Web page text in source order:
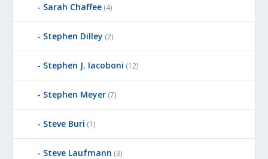
Sarah Chaffee (4)
Stephen Dilley (2)
Stephen J. Iacoboni (12)
Stephen Meyer (7)
Steve Buri (1)
Steve Laufmann (3)